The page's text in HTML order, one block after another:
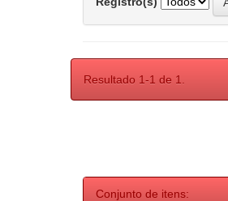
Resultado 1-1 de 1.
Conjunto de itens: